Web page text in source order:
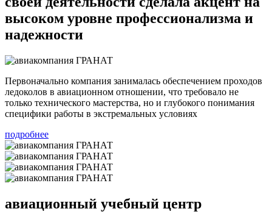
высоком уровне профессионализма и
надежности
Первоначально компания занималась обеспечением проходов
ледоколов в авиационном отношении, что требовало не
только технического мастерства, но и глубокого понимания
специфики работы в экстремальных условиях
подробнее
авиационный учебный центр